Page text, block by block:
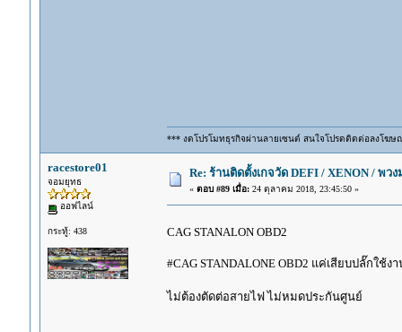
*** งดโปรโมทธุรกิจผ่านลายเซนต์ สนใจโปรดติดต่อลงโฆษ
racestore01
จอมยุทธ
ออฟไลน์
กระทู้: 438
Re: ร้านติดตั้งเกจวัด DEFI / XENON / พว
« ตอบ #89 เมื่อ:24 ตุลาคม 2018, 23:45:50 »
CAG STANALON OBD2
#CAG STANDALONE OBD2 แค่เสียบปลั๊กใช้ง
ไม่ต้องตัดต่อสายไฟ ไม่หมดประกันศูนย์